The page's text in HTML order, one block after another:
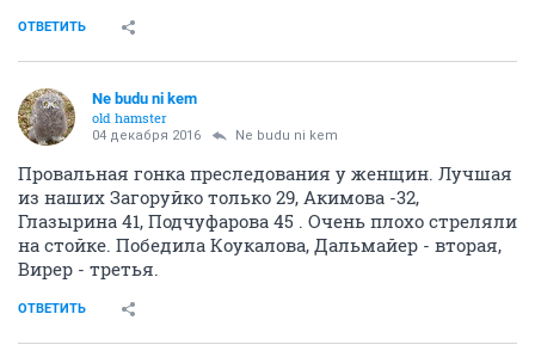
ОТВЕТИТЬ
Ne budu ni kem
old hamster
04 декабря 2016 Ne budu ni kem
Провальная гонка преследования у женщин. Лучшая
из наших Загоруйко только 29, Акимова -32,
Глазырина 41, Подчуфарова 45 . Очень плохо стреляли
на стойке. Победила Коукалова, Дальмайер - вторая,
Вирер - третья.
ОТВЕТИТЬ